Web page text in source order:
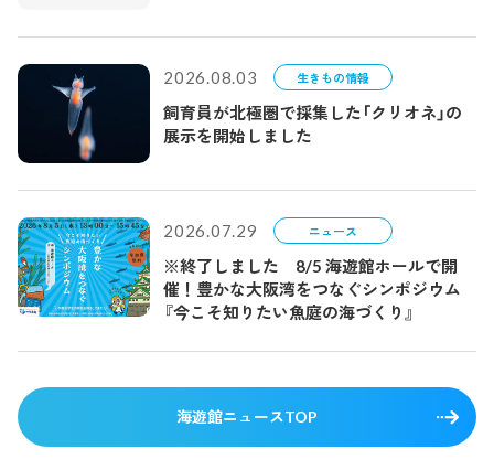
2026.08.03 生きもの情報
飼育員が北極圏で採集した「クリオネ」の
展示を開始しました
2026.07.29 ニュース
※終了しました 8/5 海遊館ホールで開
催！豊かな大阪湾をつなぐシンポジウム
『今こそ知りたい魚庭の海づくり』
海遊館ニュースTOP